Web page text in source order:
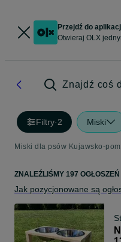
Przejdź do
Otwieraj OLX
Znajdź coś
Filtry·2 Miski
Miski dla psów Kujawsko-
ZNALEŹLIŚMY 197 OGŁOSZEŃ
Jak pozycjonowane są